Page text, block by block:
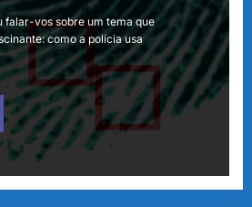
falar-vos sobre um tema que
como a polícia usa